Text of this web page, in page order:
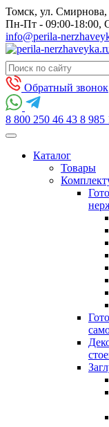
Томск, ул. Смирнова,
Пн-Пт - 09:00-18:00,
info@perila-
Обратный звонок
8 800 250 46 43 8 985
Каталог
Товары